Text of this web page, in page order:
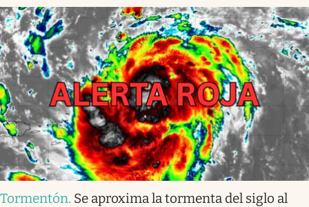
Tormentón. Se aproxima la tormenta del siglo al